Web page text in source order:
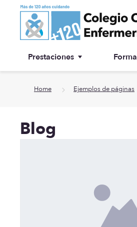
Ir a contenido principal
Prestaciones
Asesoría jurídica
Home Ejemplos de páginas
Blog